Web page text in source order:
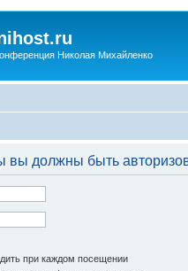
Николая Михайленко
вы должны быть
при каждом посещении